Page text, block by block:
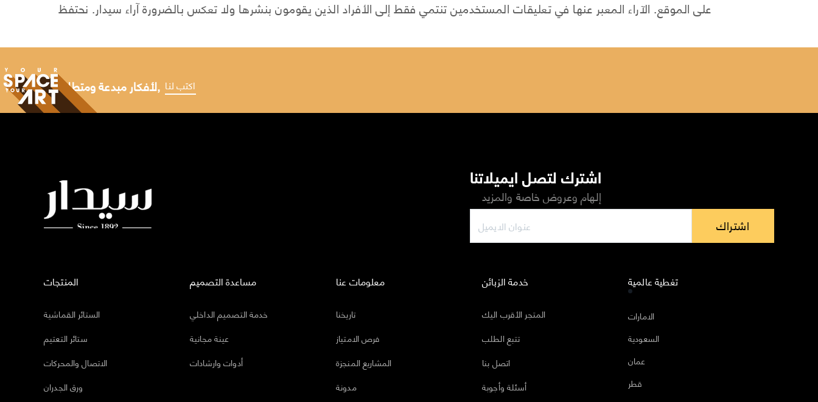
لأفكار مبدعة ومتطلبات مخصصة, اكتب لنا
اشترك لتصل ايميلاتنا
إلهام وعروض خاصة والمزيد
اشتراك
المنتجات
الستائر القماشية
ستائر التعتيم
الاتصال والمحركات
ورق الجدران
مساعدة التصميم
خدمة التصميم الداخلي
عينة مجانية
أدوات وارشادات
معلومات عنا
تاريخنا
فرص الامتياز
المشاريع المنجزة
مدونة
خدمة الزبائن
المتجر الأقرب اليك
تتبع الطلب
اتصل بنا
أسئلة وأجوبة
تغطية عالمية
الامارات
السعودية
عمان
قطر